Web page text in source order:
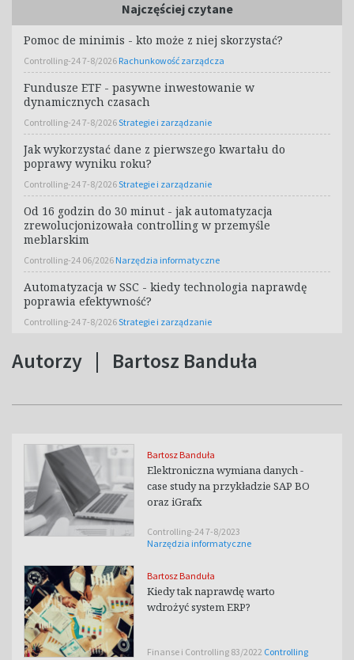
Autorzy | Bartosz Banduła
Bartosz Banduła
Elektroniczna wymiana danych -
case study na przykładzie SAP BO
oraz iGrafx
Controlling-24 7-8/2023
Narzędzia informatyczne
Bartosz Banduła
Kiedy tak naprawdę warto
wdrożyć system ERP?
Finanse i Controlling 83/2022 Controlling
Najczęściej czytane
Pomoc de minimis - kto może z niej skorzystać?
Controlling-24 7-8/2026 Rachunkowość zarządcza
Fundusze ETF - pasywne inwestowanie w
dynamicznych czasach
Controlling-24 7-8/2026Strategie i zarządzanie
Jak wykorzystać dane z pierwszego kwartału do
poprawy wyniku roku?
Controlling-24 7-8/2026Strategie i zarządzanie
Od 16 godzin do 30 minut - jak automatyzacja
zrewolucjonizowała controlling w przemyśle
meblarskim
Controlling-24 06/2026 Narzędzia informatyczne
Automatyzacja w SSC - kiedy technologia naprawdę
poprawia efektywność?
Controlling-24 7-8/2026Strategie i zarządzanie